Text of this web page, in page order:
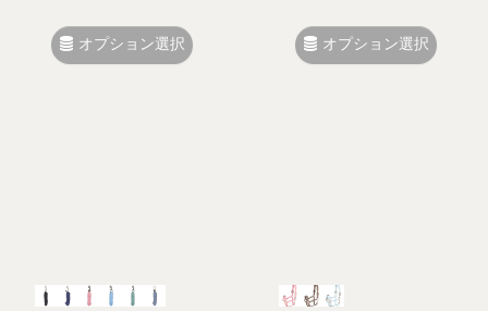
オプション選択 オプション選択